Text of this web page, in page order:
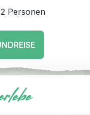
Bay) – San
Personen